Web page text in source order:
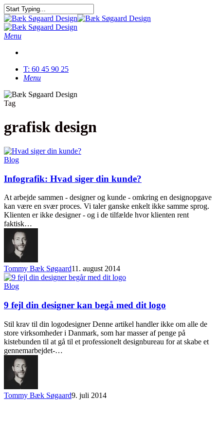
Skip
to
main
content
Close
Search
Menu
T: 60 45 90 25
Menu
Tag
grafisk design
Blog
Infografik: Hvad siger din kunde?
At arbejde sammen - designer og kunde - omkring en designopgave
kan være en svær proces. Vi taler ganske enkelt ikke samme sprog.
Klienten er ikke designer - og i de tilfælde hvor klienten rent
faktisk…
Tommy Bæk Søgaard11. august 2014
Blog
9 fejl din designer kan begå med dit logo
Stil krav til din logodesigner Denne artikel handler ikke om alle de
store virksomheder i Danmark, som har masser af penge på
kistebunden til at gå til et professionelt designbureau for at skabe et
gennemarbejdet-…
Tommy Bæk Søgaard9. juli 2014